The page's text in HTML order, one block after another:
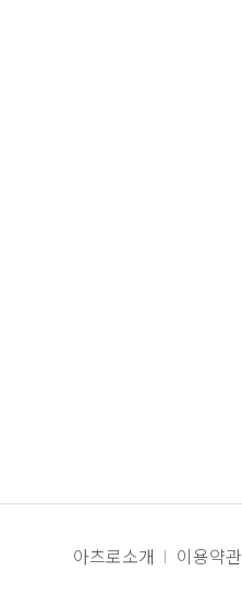
아츠로소개 이용약관